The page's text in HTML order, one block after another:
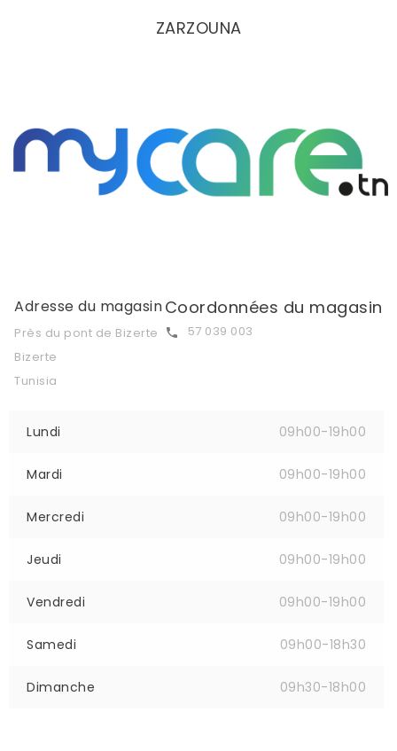
ZARZOUNA
Adresse du magasin
Près du pont de Bizerte
Bizerte
Tunisia
Coordonnées du magasin
 57 039 003
Lundi 09h00-19h00
Mardi 09h00-19h00
Mercredi 09h00-19h00
Jeudi 09h00-19h00
Vendredi 09h00-19h00
Samedi 09h00-18h30
Dimanche 09h30-18h00